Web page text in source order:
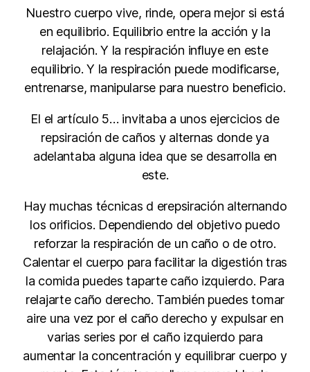
Nuestro cuerpo vive, rinde, opera mejor si está
en equilibrio. Equilibrio entre la acción y la
relajación. Y la respiración influye en este
equilibrio. Y la respiración puede modificarse,
entrenarse, manipularse para nuestro beneficio.
El el artículo 5… invitaba a unos ejercicios de
repsiración de caños y alternas donde ya
adelantaba alguna idea que se desarrolla en
este.
Hay muchas técnicas d erepsiración alternando
los orificios. Dependiendo del objetivo puedo
reforzar la respiración de un caño o de otro.
Calentar el cuerpo para facilitar la digestión tras
la comida puedes taparte caño izquierdo. Para
relajarte caño derecho. También puedes tomar
aire una vez por el caño derecho y expulsar en
varias series por el caño izquierdo para
aumentar la concentración y equilibrar cuerpo y